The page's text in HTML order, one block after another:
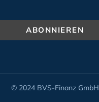
© 2024 BVS-Finanz GmbH